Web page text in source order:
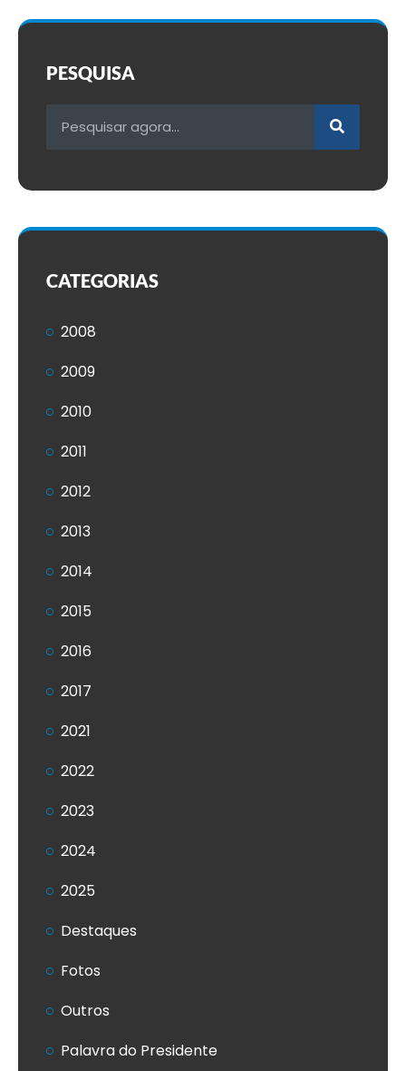
PESQUISA
CATEGORIAS
2008
2009
2010
2011
2012
2013
2014
2015
2016
2017
2021
2022
2023
2024
2025
Destaques
Fotos
Outros
Palavra do Presidente